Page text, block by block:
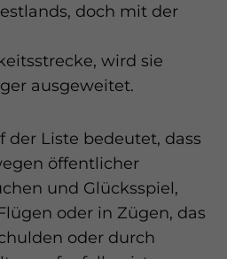
doch mit der
wird sie
ausgeweitet.
der Liste bedeutet, dass
öffentlicher
und Glücksspiel,
oder in Zügen, das
oder durch